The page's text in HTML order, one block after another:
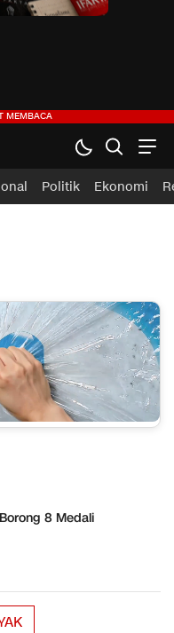
Politik Ekonomi
8 Medali